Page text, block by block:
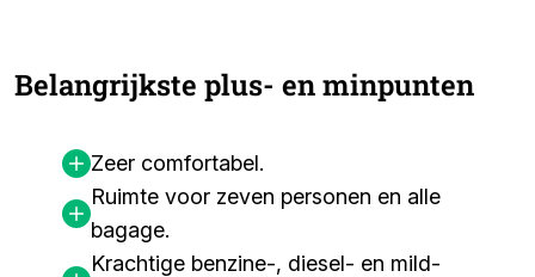
Belangrijkste plus- en minpunten
Zeer comfortabel.
Ruimte voor zeven personen en alle
bagage.
Krachtige benzine-, diesel- en mild-